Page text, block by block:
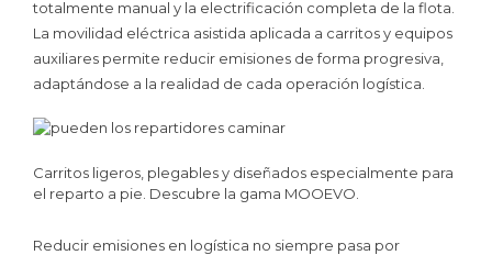
totalmente manual y la electrificación completa de la flota.
La movilidad eléctrica asistida aplicada a carritos y equipos
auxiliares permite reducir emisiones de forma progresiva,
adaptándose a la realidad de cada operación logística.
Carritos ligeros, plegables y diseñados especialmente para
el reparto a pie. Descubre la gama MOOEVO.
Reducir emisiones en logística no siempre pasa por